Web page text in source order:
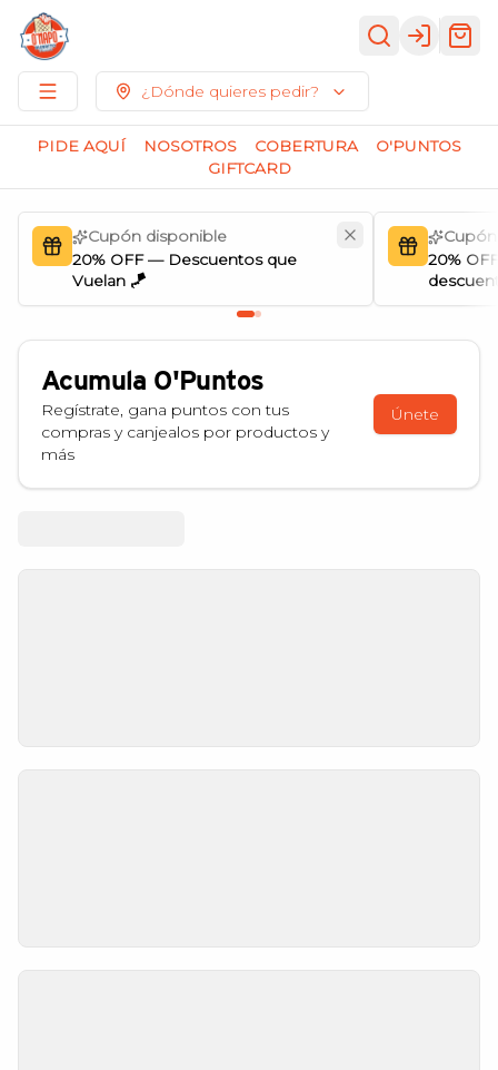
Login
¿Dónde quieres pedir?
PIDE AQUÍ NOSOTROS COBERTURA
O'PUNTOS
GIFTCARD
Cupón disponible
20% OFF — Descuentos que
Vuelan 🪁
20%
Acumula O'Puntos
Regístrate, gana puntos con tus
compras y canjealos por productos y
más
Únete